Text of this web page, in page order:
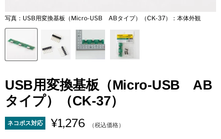
写真：USB用変換基板（Micro-USB ABタイプ）（CK-37）：本体外観
USB用変換基板（Micro-USB AB
タイプ）（CK-37）
ネコポス対応 ¥1,276 （税込価格）